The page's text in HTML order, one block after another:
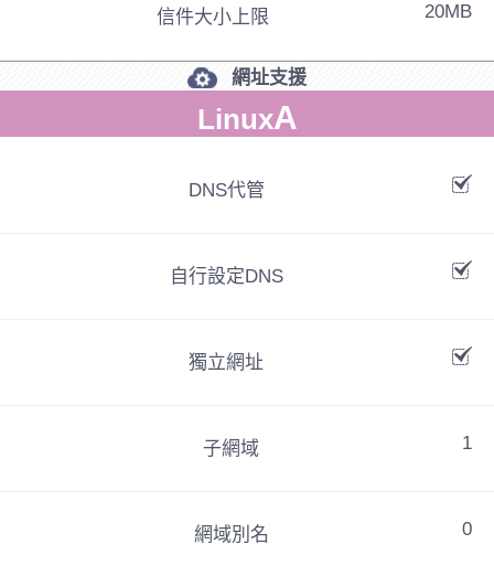
信件大小上限 20MB
網址支援
LinuxA
DNS代管
自行設定DNS
獨立網址
子網域 1
網域別名 0